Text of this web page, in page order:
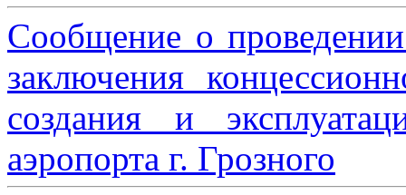
Сообщение о
заключения
создания и
аэропорта г. Грозного